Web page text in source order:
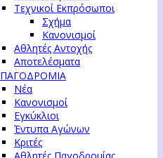
Τεχνικοί Εκπρόσωποι
Σχήμα
Κανονισμοί
Αθλητές Αντοχής
Αποτελέσματα
ΠΑΓΟΔΡΟΜΙΑ
Νέα
Κανονισμοί
Εγκύκλιοι
Έντυπα Αγώνων
Κριτές